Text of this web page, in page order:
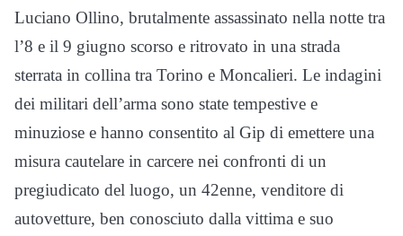
Luciano Ollino, brutalmente assassinato nella notte tra
l’8 e il 9 giugno scorso e ritrovato in una strada
sterrata in collina tra Torino e Moncalieri. Le indagini
dei militari dell’arma sono state tempestive e
minuziose e hanno consentito al Gip di emettere una
misura cautelare in carcere nei confronti di un
pregiudicato del luogo, un 42enne, venditore di
autovetture, ben conosciuto dalla vittima e suo